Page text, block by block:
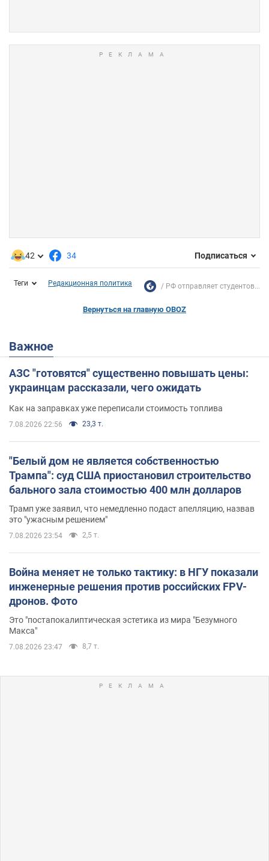
42 34 Подписаться
Теги Редакционная политика РФ отправляет студентов...
Вернуться на главную OBOZ
Важное
АЗС "готовятся" существенно повышать цены:
украинцам рассказали, чего ожидать
Как на заправках уже переписали стоимость топлива
7.08.2026 22:56 23,3 т.
"Белый дом не является собственностью
Трампа": суд США приостановил строительство
бального зала стоимостью 400 млн долларов
Трамп уже заявил, что немедленно подаст апелляцию, назвав
это "ужасным решением"
7.08.2026 23:54 2,5 т.
Война меняет не только тактику: в НГУ показали
инженерные решения против российских FPV-
дронов. Фото
Это "постапокалиптическая эстетика из мира "Безумного
Макса"
7.08.2026 23:47 8,7 т.